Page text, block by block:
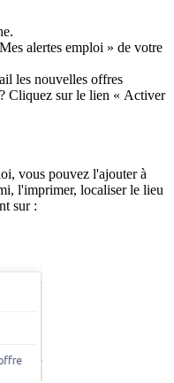
alertes emploi » de votre
les nouvelles offres
Cliquez sur le lien « Activer
vous pouvez l'ajouter à
l'imprimer, localiser le lieu
sur :